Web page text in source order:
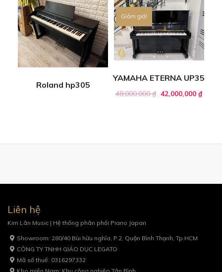
Roland hp305
Giảm giá!
YAMAHA ETERNA UP35
48,000,000₫ 42,000,000₫
Liên hệ
Kim Lân Music | Hệ thống phân phối Piano Japan
Showroom: 280/40 Bùi hữu nghĩa, P.2, Quận Bình Thạnh, Tp.HCM
CÔNG TY TNHH GIÁO DỤC LEGATO
Mã số thuế: 0316297332